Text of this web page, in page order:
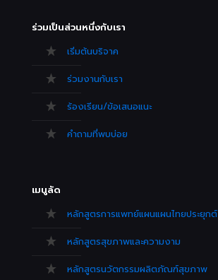
ร่วมเป็นส่วนหนึ่งกับเรา
เริ่มต้นบริจาค
ร่วมงานกับเรา
ร้องเรียน/ข้อเสนอแนะ
คำถามที่พบบ่อย
เมนูลัด
หลักสูตรการแพทย์แผนแผนไทยประยุกต์
หลักสูตรสุขภาพและความงาม
หลักสูตรนวัตกรรมผลิตภัณฑ์สุขภาพ